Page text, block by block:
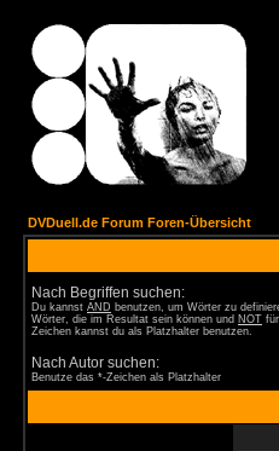
DVDuell.de Forum Foren-Übersicht
Nach Begriffen suchen:
Du kannst AND benutzen, um Wörter zu
Wörter, die im Resultat sein können und NOT
Zeichen kannst du als Platzhalter benutzen.
Nach Autor suchen:
Benutze das *-Zeichen als Platzhalter